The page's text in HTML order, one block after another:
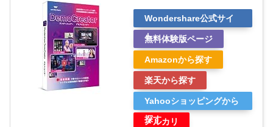
Wondershare公式サイ
ト
無料体験版ページ
Amazonから探す
楽天から探す
Yahooショッピングから
探す
メルカリ